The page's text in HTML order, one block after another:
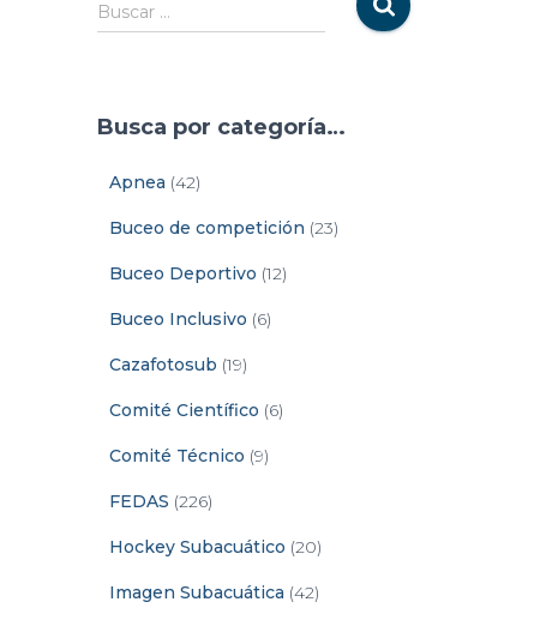
Buscar …
Busca por categoría…
Apnea (42)
Buceo de competición (23)
Buceo Deportivo (12)
Buceo Inclusivo (6)
Cazafotosub (19)
Comité Científico (6)
Comité Técnico (9)
FEDAS (226)
Hockey Subacuático (20)
Imagen Subacuática (42)